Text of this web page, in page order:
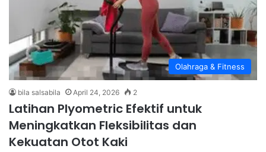
Olahraga & Fitness
bila salsabila April 24, 2026 2
Latihan Plyometric Efektif untuk
Meningkatkan Fleksibilitas dan
Kekuatan Otot Kaki